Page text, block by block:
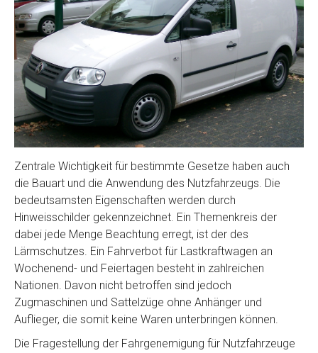
Zentrale Wichtigkeit für bestimmte Gesetze haben auch
die Bauart und die Anwendung des Nutzfahrzeugs. Die
bedeutsamsten Eigenschaften werden durch
Hinweisschilder gekennzeichnet. Ein Themenkreis der
dabei jede Menge Beachtung erregt, ist der des
Lärmschutzes. Ein Fahrverbot für Lastkraftwagen an
Wochenend- und Feiertagen besteht in zahlreichen
Nationen. Davon nicht betroffen sind jedoch
Zugmaschinen und Sattelzüge ohne Anhänger und
Auflieger, die somit keine Waren unterbringen können.
Die Fragestellung der Fahrgenemigung für Nutzfahrzeuge